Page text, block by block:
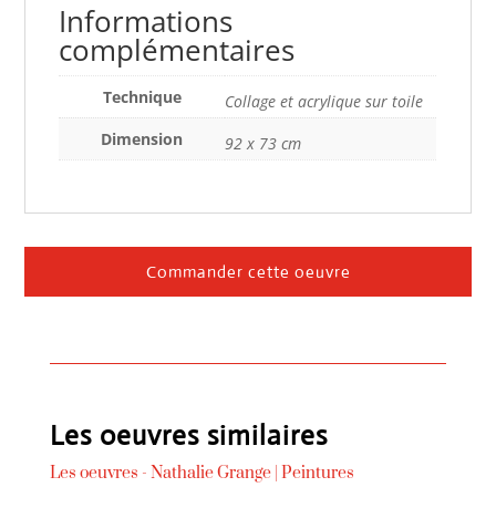
Informations
complémentaires
Technique
Collage et acrylique sur toile
Dimension
92 x 73 cm
Commander cette oeuvre
Les oeuvres similaires
Les oeuvres - Nathalie Grange| Peintures